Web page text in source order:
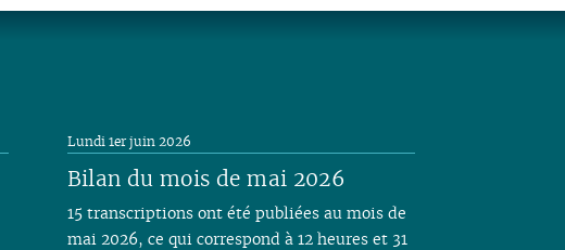
Bilan du mois de mai 2026
Lundi 1er juin 2026
15 transcriptions ont été publiées au mois de
mai 2026, ce qui correspond à 12 heures et 31